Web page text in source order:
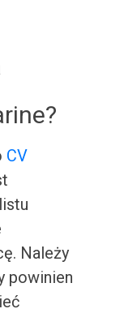
CV
Należy
powinien